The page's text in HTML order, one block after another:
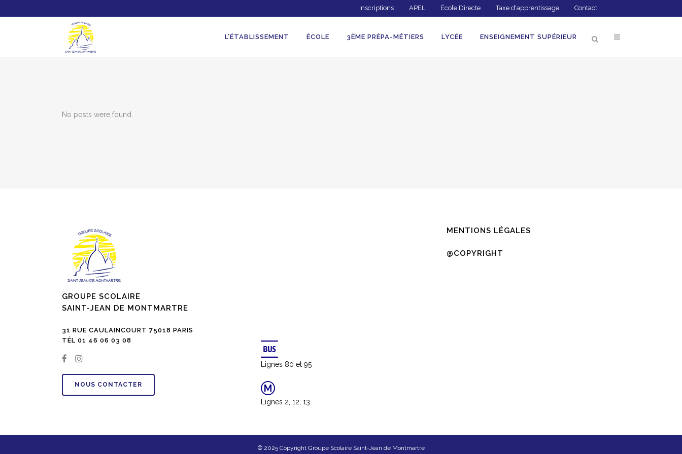
Inscriptions APEL École Directe Taxe d'apprentissage Contact
L’ÉTABLISSEMENT ÉCOLE 3ÈME PRÉPA-MÉTIERS LYCÉE ENSEIGNEMENT SUPÉRIEUR
No posts were found.
GROUPE SCOLAIRE
SAINT-JEAN DE MONTMARTRE
31 RUE CAULAINCOURT 75018 PARIS
TÉL 01 46 06 03 08
NOUS CONTACTER
Lignes 80 et 95
Lignes 2, 12, 13
MENTIONS LÉGALES
@COPYRIGHT
© 2025 Copyright Groupe Scolaire Saint-Jean de Montmartre